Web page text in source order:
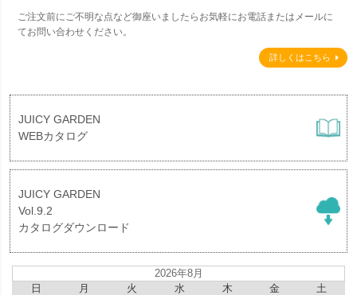
ご注文前にご不明な点など御座いましたらお気軽にお電話またはメールに
てお問い合わせください。
詳しくはこちら
JUICY GARDEN
WEBカタログ
JUICY GARDEN
Vol.9.2
カタログダウンロード
2026年8月
日
月 火 水 木 金
土